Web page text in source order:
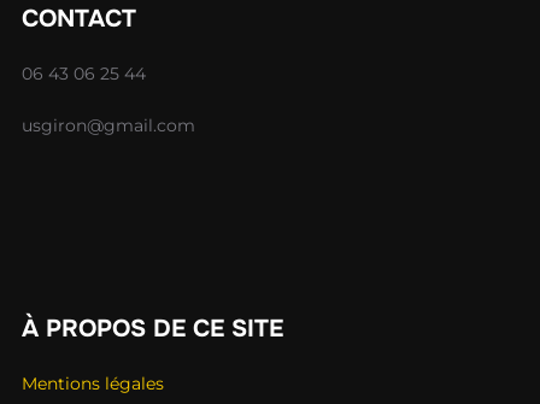
CONTACT
06 43 06 25 44
usgiron@gmail.com
À PROPOS DE CE SITE
Mentions légales